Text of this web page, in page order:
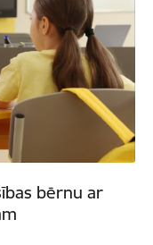
bērnu ar